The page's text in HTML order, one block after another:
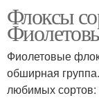
Флоксы
Фиолетовые
обширная
любимых сортов: